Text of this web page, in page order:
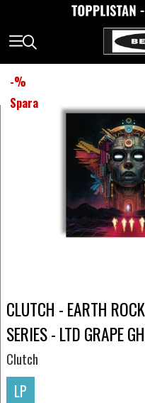
-%
Spara
CLUTCH - EARTH
SERIES - LTD GRAPE
Clutch
LP